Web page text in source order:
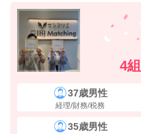
4組
37歳男性
経理/財務/税務
35歳男性